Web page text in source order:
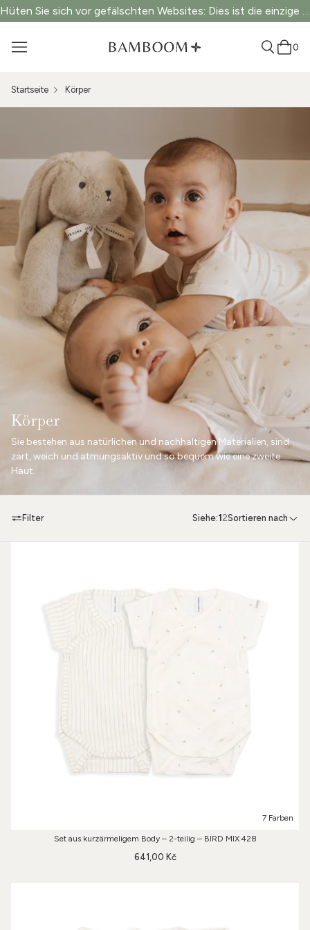
Hüten Sie sich vor gefälschten Websites: Dies ist die einzige offizielle Website.
0
Startseite Körper
Körper
Sie bestehen aus natürlichen und nachhaltigen Materialien, sind
zart, weich und atmungsaktiv und so bequem wie eine zweite
Haut.
Filter Siehe:1 2Sortieren nach
7 Farben
Set aus kurzärmeligem Body – 2-teilig – BIRD MIX 428
641,00 Kč